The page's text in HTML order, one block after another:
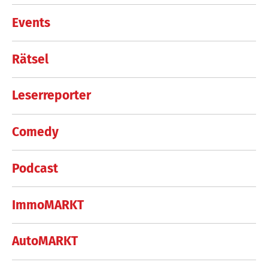
Events
Rätsel
Leserreporter
Comedy
Podcast
ImmoMARKT
AutoMARKT